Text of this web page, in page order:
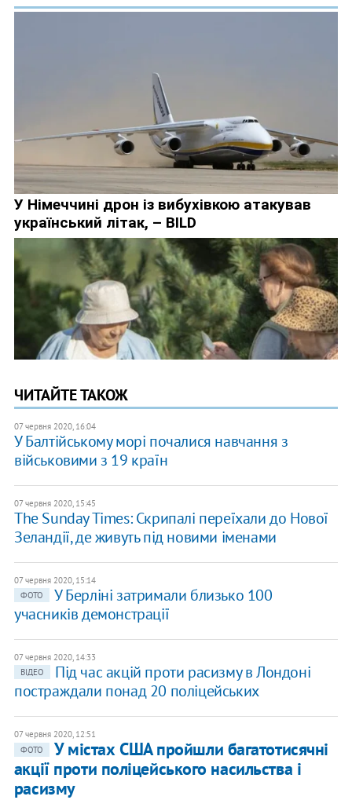
ЧИТАЙТЕ ТАКОЖ
07 червня 2020, 16:04
У Балтійському морі почалися навчання з
військовими з 19 країн
07 червня 2020, 15:45
The Sunday Times: Скрипалі переїхали до Нової
Зеландії, де живуть під новими іменами
07 червня 2020, 15:14
ФОТО
У Берліні затримали близько 100
учасників демонстрації
07 червня 2020, 14:33
ВІДЕО
Під час акцій проти расизму в Лондоні
постраждали понад 20 поліцейських
07 червня 2020, 12:51
ФОТО
У містах США пройшли багатотисячні
акції проти поліцейського насильства і
расизму